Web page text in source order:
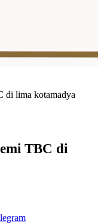
di lima kotamadya
TBC di